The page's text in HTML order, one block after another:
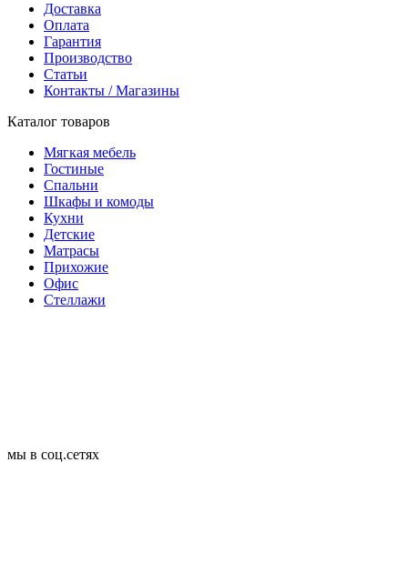
Доставка
Оплата
Гарантия
Производство
Статьи
Контакты / Магазины
Каталог товаров
Мягкая мебель
Гостиные
Спальни
Шкафы и комоды
Кухни
Детские
Матрасы
Прихожие
Офис
Стеллажи
мы в соц.сетях